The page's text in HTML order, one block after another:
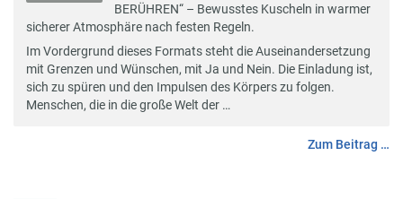
BERÜHREN“ – Bewusstes Kuscheln in warmer
sicherer Atmosphäre nach festen Regeln.
Im Vordergrund dieses Formats steht die Auseinandersetzung
mit Grenzen und Wünschen, mit Ja und Nein. Die Einladung ist,
sich zu spüren und den Impulsen des Körpers zu folgen.
Menschen, die in die große Welt der …
Zum Beitrag …